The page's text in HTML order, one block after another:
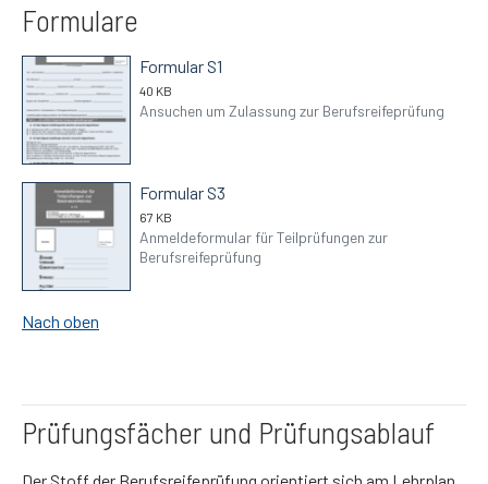
Formulare
Formular S1
40 KB
Ansuchen um Zulassung zur Berufsreifeprüfung
Formular S3
67 KB
Anmeldeformular für Teilprüfungen zur
Berufsreifeprüfung
Nach oben
Prüfungsfächer und Prüfungsablauf